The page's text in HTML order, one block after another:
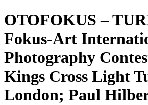
OTOFOKUS –
Fokus-Art
Photography
Kings Cross Light
London; Paul